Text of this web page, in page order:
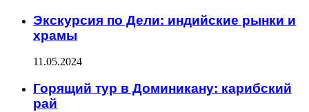
Экскурсия по Дели: индийские рынки и
храмы
11.05.2024
Горящий тур в Доминикану: карибский
рай